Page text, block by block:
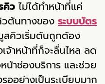
คิว ไม่ได้ทำหน้าที่แค่
ต้นทางของ ระบบบัตร
ลคิวเริ่มต้นถูกต้อง
จ้าหน้าที่ก็จะลื่นไหล ลด
น้าช่องบริการ และช่วย
ออย่างเป็นระเบียบมาก